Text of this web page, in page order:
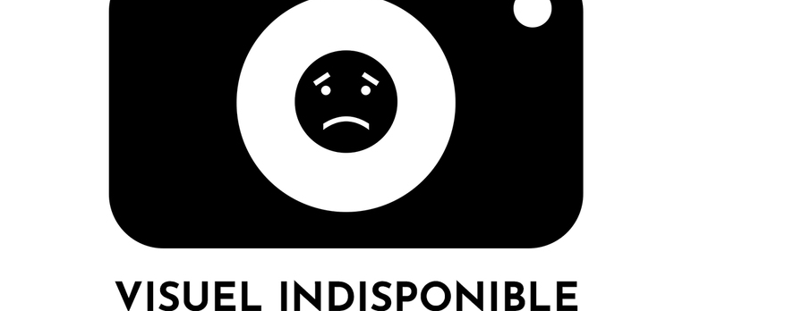
LE GROS RIFFIFI –
Christmas Riffifi 2025 !!!